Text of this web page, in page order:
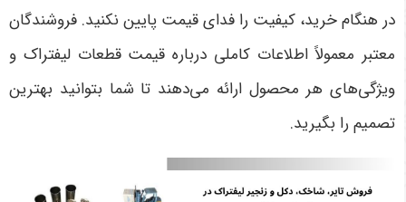
در هنگام خرید، کیفیت را فدای قیمت پایین نکنید. فروشندگان
معتبر معمولاً اطلاعات کاملی درباره قیمت قطعات لیفتراک و
ویژگی‌های هر محصول ارائه می‌دهند تا شما بتوانید بهترین
تصمیم را بگیرید.